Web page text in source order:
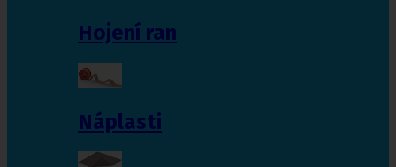
Hojení ran
Náplasti